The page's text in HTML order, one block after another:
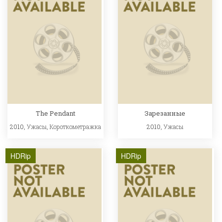
The Pendant
2010, Ужасы, Короткометражка
Зарезанные
2010,Ужасы
HDRip HDRip